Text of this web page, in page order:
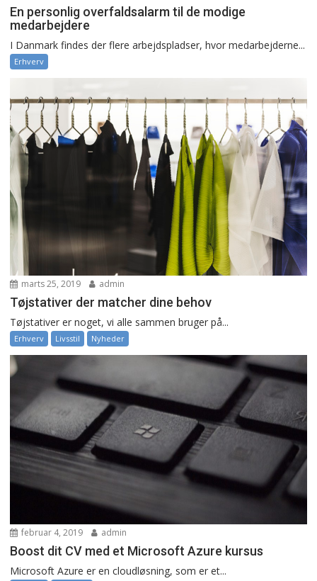
En personlig overfaldsalarm til de modige
medarbejdere
I Danmark findes der flere arbejdspladser, hvor medarbejderne...
Erhverv
marts 25, 2019 admin
Tøjstativer der matcher dine behov
Tøjstativer er noget, vi alle sammen bruger på...
Erhverv Livsstil Nyheder
februar 4, 2019 admin
Boost dit CV med et Microsoft Azure kursus
Microsoft Azure er en cloudløsning, som er et...